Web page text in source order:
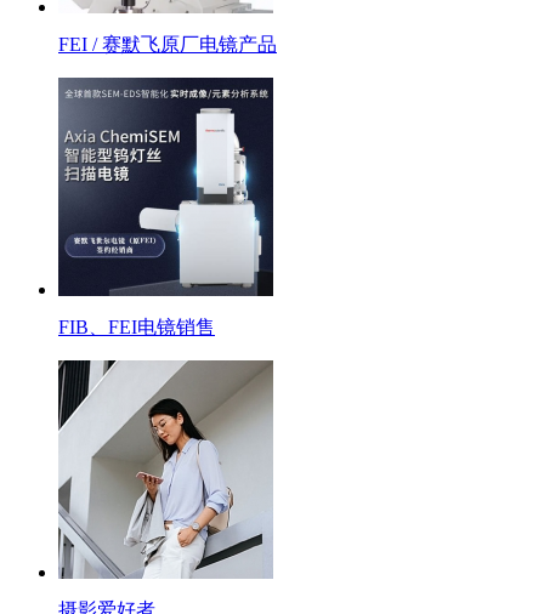
FEI / 赛默飞原厂电镜产品
FIB、FEI电镜销售
摄影爱好者